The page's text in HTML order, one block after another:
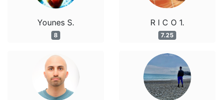
Younes S.
8
R I C O 1.
7.25